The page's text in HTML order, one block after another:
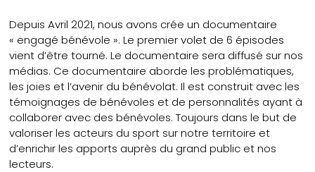
Depuis Avril 2021, nous avons crée un documentaire
« engagé bénévole ». Le premier volet de 6 épisodes
vient d’être tourné. Le documentaire sera diffusé sur nos
médias. Ce documentaire aborde les problématiques,
les joies et l’avenir du bénévolat. Il est construit avec les
témoignages de bénévoles et de personnalités ayant à
collaborer avec des bénévoles. Toujours dans le but de
valoriser les acteurs du sport sur notre territoire et
d’enrichir les apports auprès du grand public et nos
lecteurs.